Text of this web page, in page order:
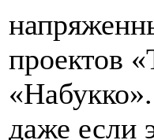
проектов
даже если